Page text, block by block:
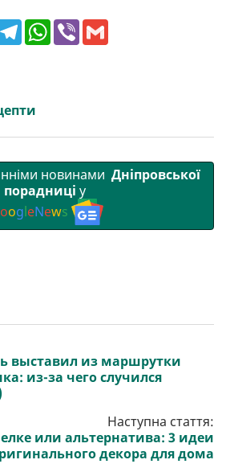
T
e
a
m
W
h
V
новинами Дніпровської
порадниці у
oogleNews
выставил из маршрутки
из-за чего случился
Наступна стаття:
или альтернатива: 3 идеи
декора для дома